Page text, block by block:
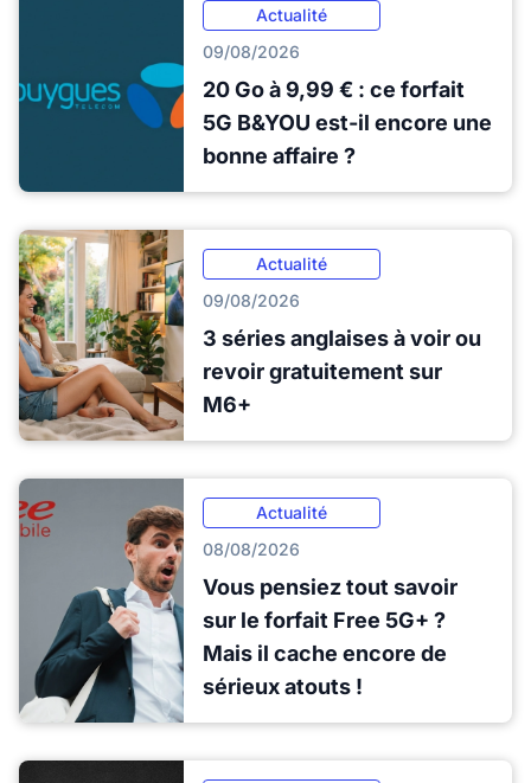
Actualité
09/08/2026
20 Go à 9,99 € : ce forfait
5G B&YOU est-il encore une
bonne affaire ?
Actualité
09/08/2026
3 séries anglaises à voir ou
revoir gratuitement sur
M6+
Actualité
08/08/2026
Vous pensiez tout savoir
sur le forfait Free 5G+ ?
Mais il cache encore de
sérieux atouts !